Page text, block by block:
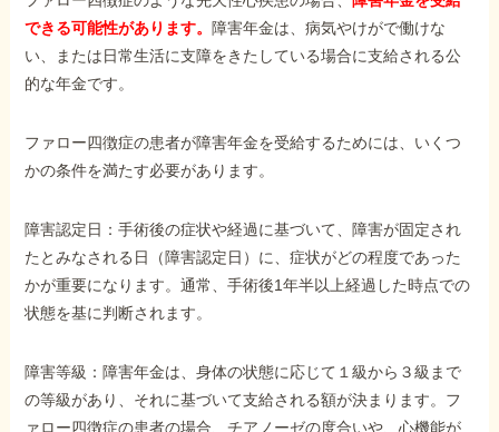
できる可能性があります。 障害年金は、病気やけがで働けな
い、または日常生活に支障をきたしている場合に支給される公
的な年金です。
ファロー四徴症の患者が障害年金を受給するためには、いくつ
かの条件を満たす必要があります。
障害認定日：手術後の症状や経過に基づいて、障害が固定され
たとみなされる日（障害認定日）に、症状がどの程度であった
かが重要になります。通常、手術後1年半以上経過した時点での
状態を基に判断されます。
障害等級：障害年金は、身体の状態に応じて１級から３級まで
の等級があり、それに基づいて支給される額が決まります。フ
ァロー四徴症の患者の場合、チアノーゼの度合いや、心機能が